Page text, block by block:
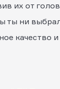
их от
ты ни
качество